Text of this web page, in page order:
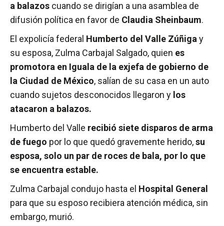
a balazos cuando se dirigían a una asamblea de
difusión política en favor de Claudia Sheinbaum.
El expolicía federal Humberto del Valle Zúñigay
su esposa, Zulma Carbajal Salgado, quien es
promotora en Iguala de la exjefa de gobierno de
la Ciudad de México, salían de su casa en un auto
cuando sujetos desconocidos llegaron y los
atacaron a balazos.
Humberto del Valle recibió siete disparos de arma
de fuego por lo que quedó gravemente herido,su
esposa, solo un par de roces de bala, por lo que
se encuentra estable.
Zulma Carbajal condujo hasta el Hospital General
para que su esposo recibiera atención médica, sin
embargo, murió.